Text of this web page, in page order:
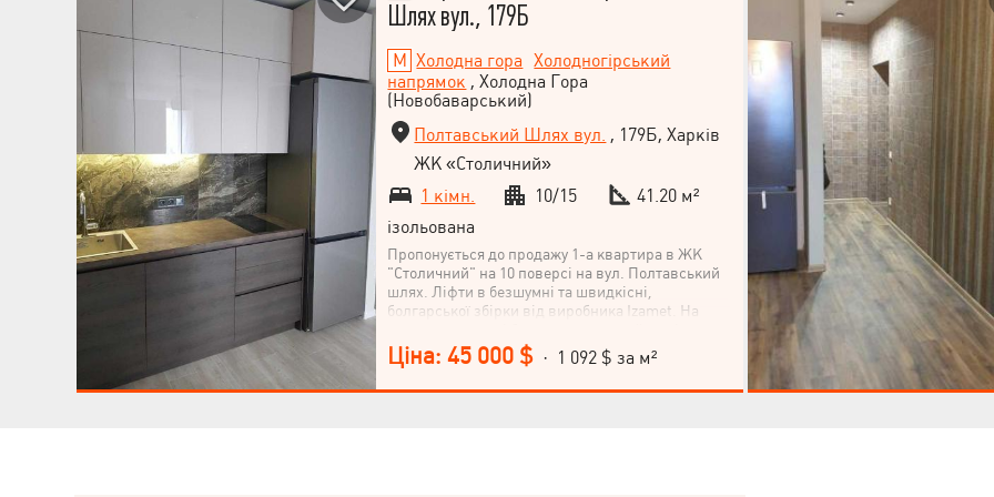
Шлях вул., 179Б
Холодна гора
Холодногірський
напрямок , Холодна Гора
(Новобаварський)
Полтавський Шлях вул. , 179Б, Харків
ЖК «Столичний»
1 кімн.
10/15
41.20 м²
ізольована
Пропонується до продажу 1-а квартира в ЖК
"Столичний" на 10 поверсі на вул. Полтавський
шлях. Ліфти в безшумні та швидкісні,
болгарської збірки від виробника Izamet. На
консьєржем, колясочна територія. На кожному
поверсі та в холі встановлені відеокамери.
Родзинка житлового комплексу - тераса на даху
Ціна: 45 000 $ · 1 092 $ за м²